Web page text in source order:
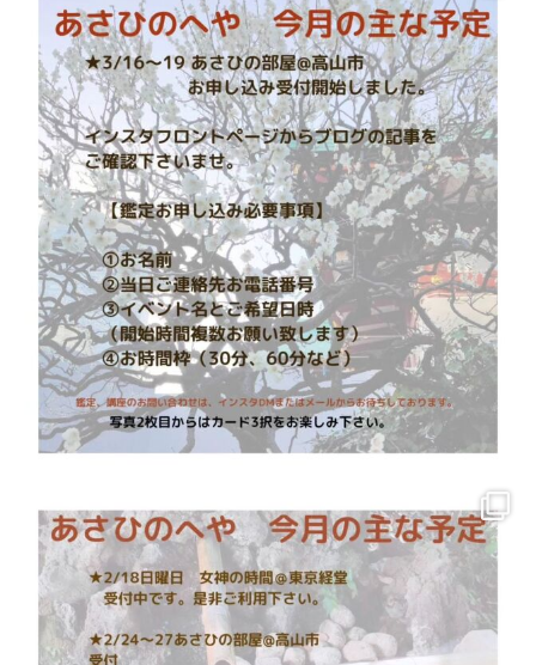
オンライン講座も開催中！
ZOOMを使ってお教えしています。ご自宅などでお気軽に受講く
ださい。
講座代金は、個別のページでご案内しています。
お支払いは銀行振込となります。
お申込み、お問合せはこちらのリンクからお気軽にどうぞ。
Facebook twitter
Hatena LINE
Pocket